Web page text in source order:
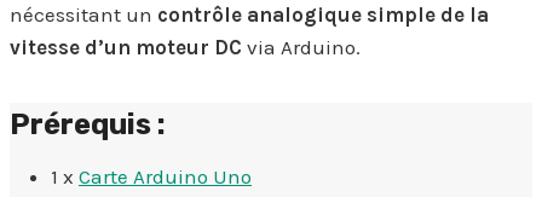
nécessitant un contrôle analogique simple de la
vitesse d’un moteur DC via Arduino.
Prérequis :
1 x Carte Arduino Uno